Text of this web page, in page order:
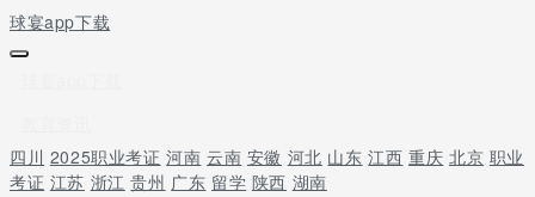
球宴app下载
四川 2025职业考证 河南 云南 安徽 河北 山东 江西 重庆 北京 职业
考证 江苏 浙江 贵州 广东 留学 陕西 湖南